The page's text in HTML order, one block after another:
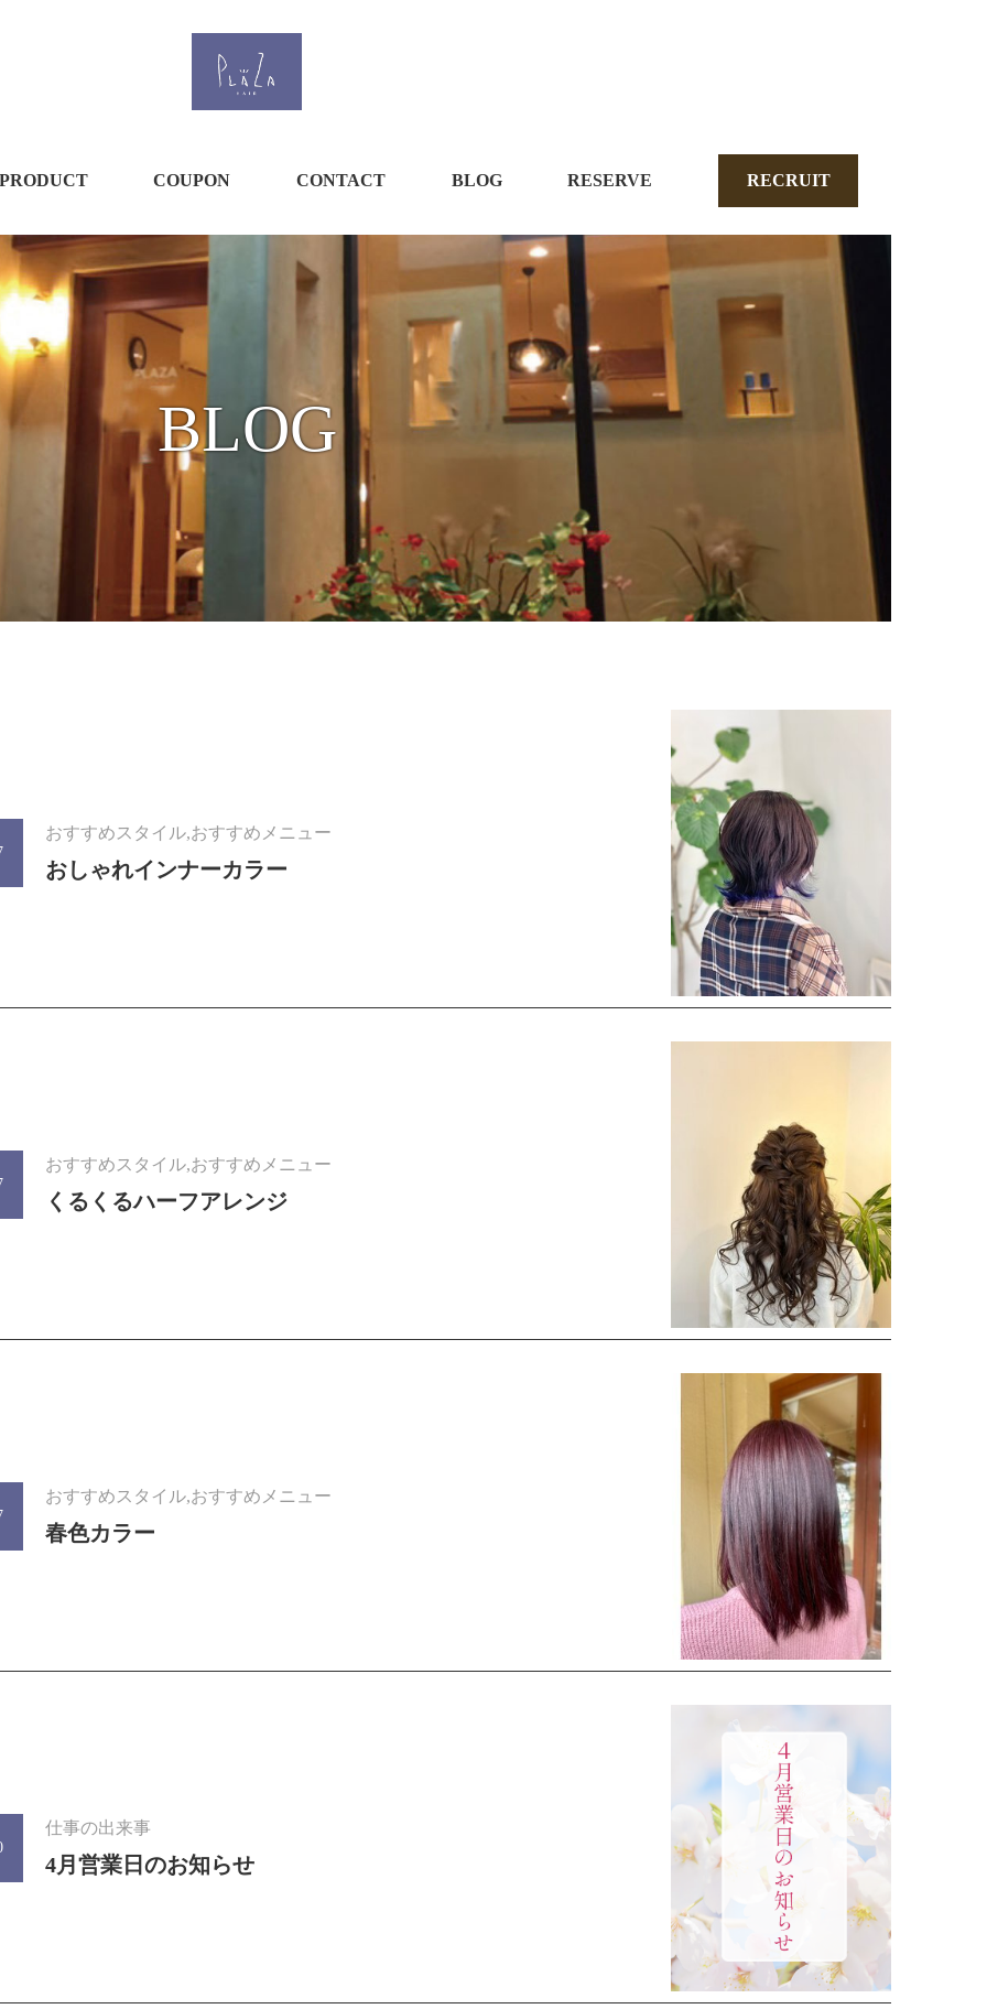
PRODUCT COUPON CONTACT BLOG RESERVE RECRUIT
BLOG
おすすめスタイル,おすすめメニュー
おしゃれインナーカラー
おすすめスタイル,おすすめメニュー
くるくるハーフアレンジ
おすすめスタイル,おすすめメニュー
春色カラー
仕事の出来事
4月営業日のお知らせ